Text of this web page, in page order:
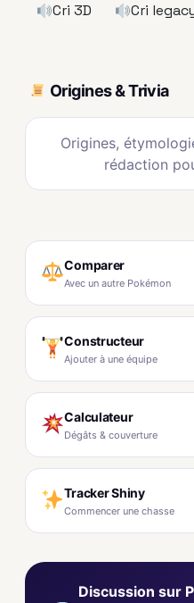
Cri 3D Cri
Origines & Trivia
Origines,
rédaction
Comparer
Avec un autre Pokémon
Constructeur
Ajouter à une équipe
Calculateur
Dégâts & couverture
Tracker Shiny
Commencer une chasse
Discussion sur